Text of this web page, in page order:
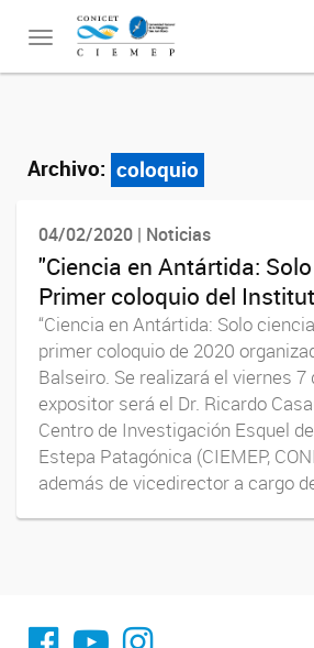
Toggle
navigation
Archivo: coloquio
04/02/2020 | Noticias
"Ciencia en Antártida:
Primer coloquio del
“Ciencia en Antártida: Solo
primer coloquio de 2020
Balseiro. Se realizará el viernes 7
expositor será el Dr. Ricardo
Centro de Investigación Esquel
Estepa Patagónica (CIEMEP,
además de vicedirector a cargo
fa-facebook
YouTube
Instagram